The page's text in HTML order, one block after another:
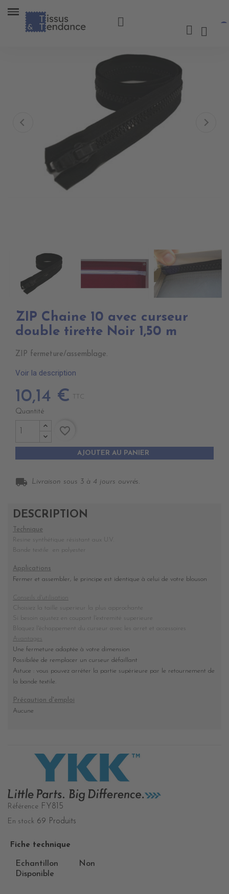
ZIP Chaine 10 avec curseur
double tirette Noir 1,50 m
ZIP fermeture/assemblage.
Voir la description
10,14 € TTC
Quantité
AJOUTER AU PANIER
favorite_border
local_shipping Livraison sous 3 à 4 jours ouvrés.
DESCRIPTION
Technique
Resine synthétique résistant aux U.V.
Bande textile en polyester
Applications
Fermer et assembler, le principe est identique à celui de votre blouson
Conseils d'utilisation
Choisiez la taille superieur la plus approchante
Si besoin ajustez en coupant l'extremité superieure
Bloquez l'échappement du curseur avec les arret et accessoires
Avantages
Une fermeture adaptée à votre dimension
Possibilée de remplacer un curseur défaillant
Astuce : vous pouvez arréter la partie supérieure par le retournement de
la bande textile.
Précaution d'emploi
Aucune
Référence FY815
En stock 69 Produits
Fiche technique
Echantillon
Disponible
Non